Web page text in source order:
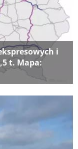
i
t. Mapa: